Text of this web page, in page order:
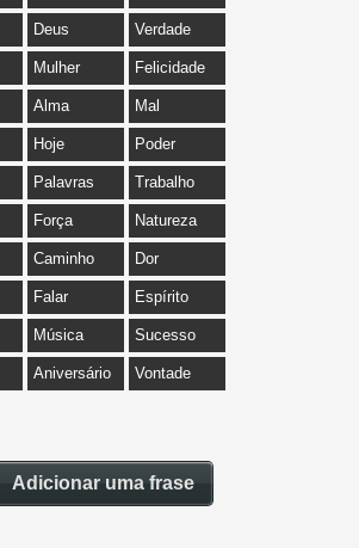
Deus Verdade
Mulher Felicidade
Alma Mal
Hoje Poder
Palavras Trabalho
Força Natureza
Caminho Dor
Falar Espírito
Música Sucesso
Aniversário Vontade
Adicionar uma frase